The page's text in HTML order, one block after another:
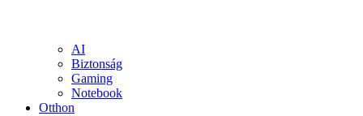
AI
Biztonság
Gaming
Notebook
Otthon